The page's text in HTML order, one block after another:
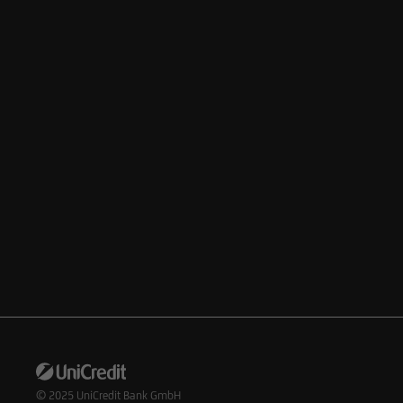
© 2025 UniCredit Bank GmbH